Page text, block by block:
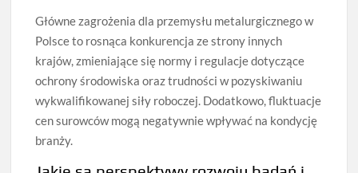
Główne zagrożenia dla przemysłu metalurgicznego w
Polsce to rosnąca konkurencja ze strony innych
krajów, zmieniające się normy i regulacje dotyczące
ochrony środowiska oraz trudności w pozyskiwaniu
wykwalifikowanej siły roboczej. Dodatkowo, fluktuacje
cen surowców mogą negatywnie wpływać na kondycję
branży.